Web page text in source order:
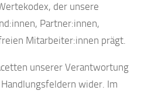
der unsere
Partner:innen,
Mitarbeiter:innen prägt.
unserer Verantwortung
wider. Im